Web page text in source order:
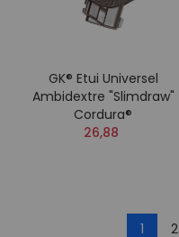
GK® Etui Universel
Ambidextre "Slimdraw"
Cordura®
26,88
1 2